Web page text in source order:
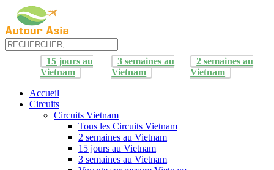
15 jours au
Vietnam
3 semaines au
Vietnam
2 semaines au
Vietnam
Accueil
Circuits
Circuits Vietnam
Tous les Circuits Vietnam
2 semaines au Vietnam
15 jours au Vietnam
3 semaines au Vietnam